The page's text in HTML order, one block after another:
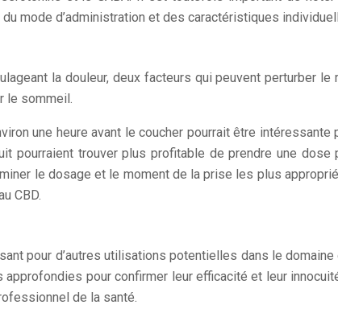
mode d’administration et des caractéristiques
la douleur, deux facteurs qui peuvent perturber
le sommeil.
une heure avant le coucher pourrait être
pourraient trouver plus profitable de prendre une
le dosage et le moment de la prise les plus
CBD.
pour d’autres utilisations potentielles dans le
pour confirmer leur efficacité et leur
de la santé.